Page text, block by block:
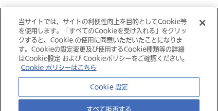
印刷用ページはこちら（PDF）
大塚グループ
当サイトでは、サイトの利便性向上を目的としてCookie等
を使用します。「すべてのCookieを受け入れる」をクリッ
クすると、Cookie の使用に同意いただいたことになりま
す。Cookieの設定変更及び使用するCookie種類等の詳細
はCookie設定 および Cookieポリシーをご確認ください。
Cookie ポリシーはこちら
Cookie 設定
すべて拒否する